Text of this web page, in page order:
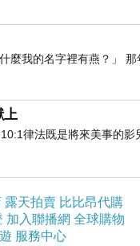
、修正，一直沒啥
升北市靜謐熱區
看到第60間房子有
，福地福人居~~
麼我的名字裡有燕？」
上
律法既是將來美事的
露天拍賣 比比昂代購
加入聯播網 全球購物
服務中心